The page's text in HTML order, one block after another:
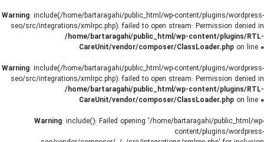
Warning: include(/home/bartaragahi/public_html/wp-content/plugins/wordpress-
seo/src/integrations/xmlrpc.php): failed to open stream: Permission denied in
/home/bartaragahi/public_html/wp-content/plugins/RTL-
CareUnit/vendor/composer/ClassLoader.php on line 0
Warning: include(/home/bartaragahi/public_html/wp-content/plugins/wordpress-
seo/src/integrations/xmlrpc.php): failed to open stream: Permission denied in
/home/bartaragahi/public_html/wp-content/plugins/RTL-
CareUnit/vendor/composer/ClassLoader.php on line 0
Warning: include(): Failed opening '/home/bartaragahi/public_html/wp-
content/plugins/wordpress-